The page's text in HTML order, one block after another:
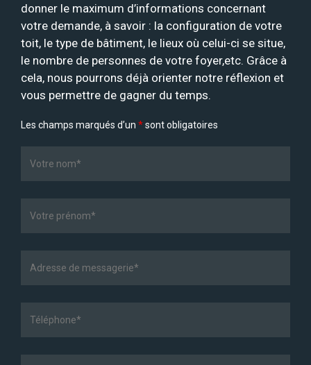
donner le maximum d’informations concernant
votre demande, à savoir : la configuration de votre
toit, le type de bâtiment, le lieux où celui-ci se situe,
le nombre de personnes de votre foyer,etc. Grâce à
cela, nous pourrons déjà orienter notre réflexion et
vous permettre de gagner du temps.
Les champs marqués d’un *sont obligatoires